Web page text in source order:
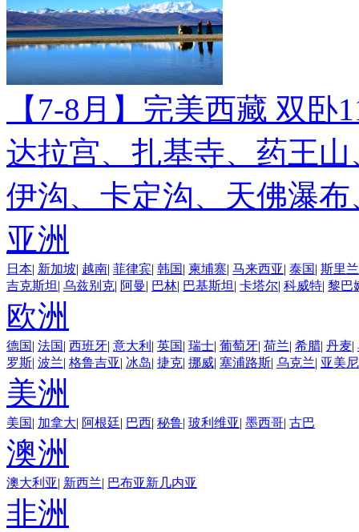
【7-8月】完美西藏 双
达拉宫、扎基寺、药王
伊沟、卡定沟、天佛瀑布
亚洲
日本| 新加坡| 越南| 菲律宾| 韩国| 柬埔寨| 马来西亚| 泰国| 斯里
吉克斯坦 | 乌兹别克| 阿曼| 巴林| 巴基斯坦 | 卡塔尔| 科威特| 黎巴
欧洲
德国| 法国| 西班牙| 意大利 | 英国| 瑞士| 葡萄牙| 荷兰| 希腊| 丹麦|
罗斯| 波兰| 格鲁吉亚| 冰岛| 捷克| 挪威| 塞浦路斯| 乌克兰| 亚美
美洲
美国| 加拿大| 阿根廷| 巴西| 秘鲁| 玻利维亚| 墨西哥| 古巴
澳洲
澳大利亚| 新西兰| 巴布亚新几内亚
非洲